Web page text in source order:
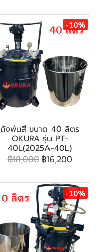
-10%
ถังพ่นสี ขนาด 40 ลิตร
OKURA รุ่น PT-
40L(2025A-40L)
฿18,000 ฿16,200
-10%